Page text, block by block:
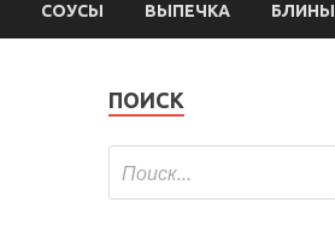
СОУСЫ ВЫПЕЧКА БЛИНЫ
ПОИСК